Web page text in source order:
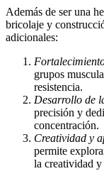
Además de ser una
bricolaje y
adicionales:
grupos
resistencia.
Desarrollo de
precisión y
concentración.
Creatividad y
permite
la creatividad